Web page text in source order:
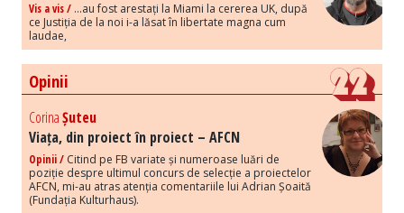
Vis a vis / ...au fost arestați la Miami la cererea UK, după
ce Justiția de la noi i-a lăsat în libertate magna cum
laudae,
Opinii
CorinaȘuteu
Viața, din proiect în proiect – AFCN
Opinii / Citind pe FB variate și numeroase luări de
poziție despre ultimul concurs de selecție a proiectelor
AFCN, mi-au atras atenția comentariile lui Adrian Șoaită
(Fundația Kulturhaus).